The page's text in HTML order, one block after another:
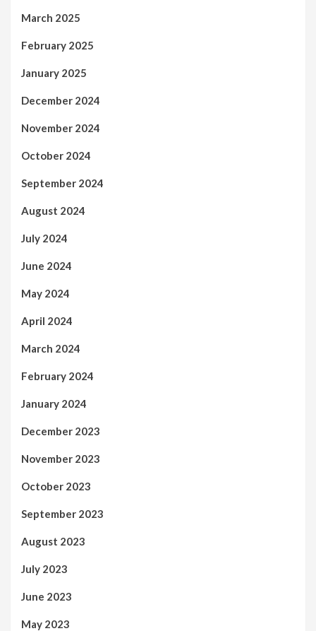
March 2025
February 2025
January 2025
December 2024
November 2024
October 2024
September 2024
August 2024
July 2024
June 2024
May 2024
April 2024
March 2024
February 2024
January 2024
December 2023
November 2023
October 2023
September 2023
August 2023
July 2023
June 2023
May 2023